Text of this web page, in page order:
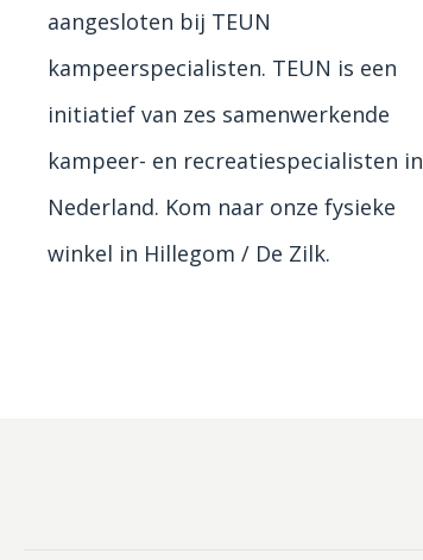
aangesloten bij TEUN
kampeerspecialisten. TEUN is een
initiatief van zes samenwerkende
kampeer- en recreatiespecialisten in
Nederland. Kom naar onze fysieke
winkel in Hillegom / De Zilk.